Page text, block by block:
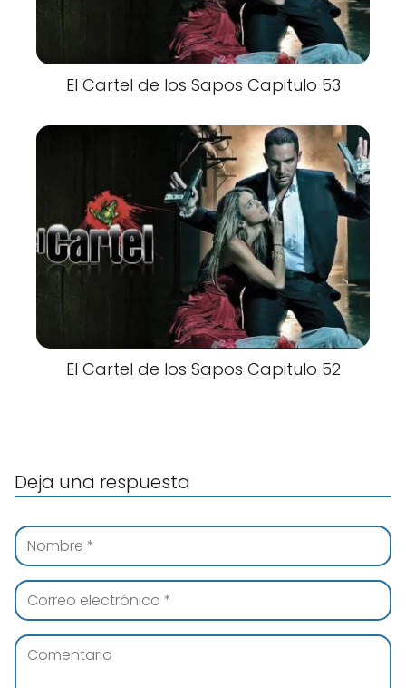
El Cartel de los Sapos Capitulo 53
El Cartel de los Sapos Capitulo 52
Deja una respuesta